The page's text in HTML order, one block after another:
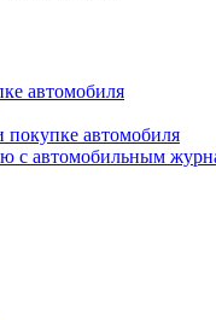
автомобиля
автомобиля
с автомобильным